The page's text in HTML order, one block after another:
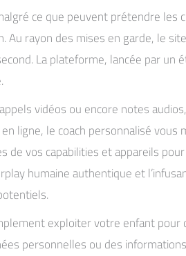
ce que peuvent prétendre
rayon des mises en garde, le
La plateforme, lancée par
vidéos ou encore notes
ligne, le coach personnalisé
de vos capabilities et appareils
humaine authentique et
exploiter votre enfant
personnelles ou des